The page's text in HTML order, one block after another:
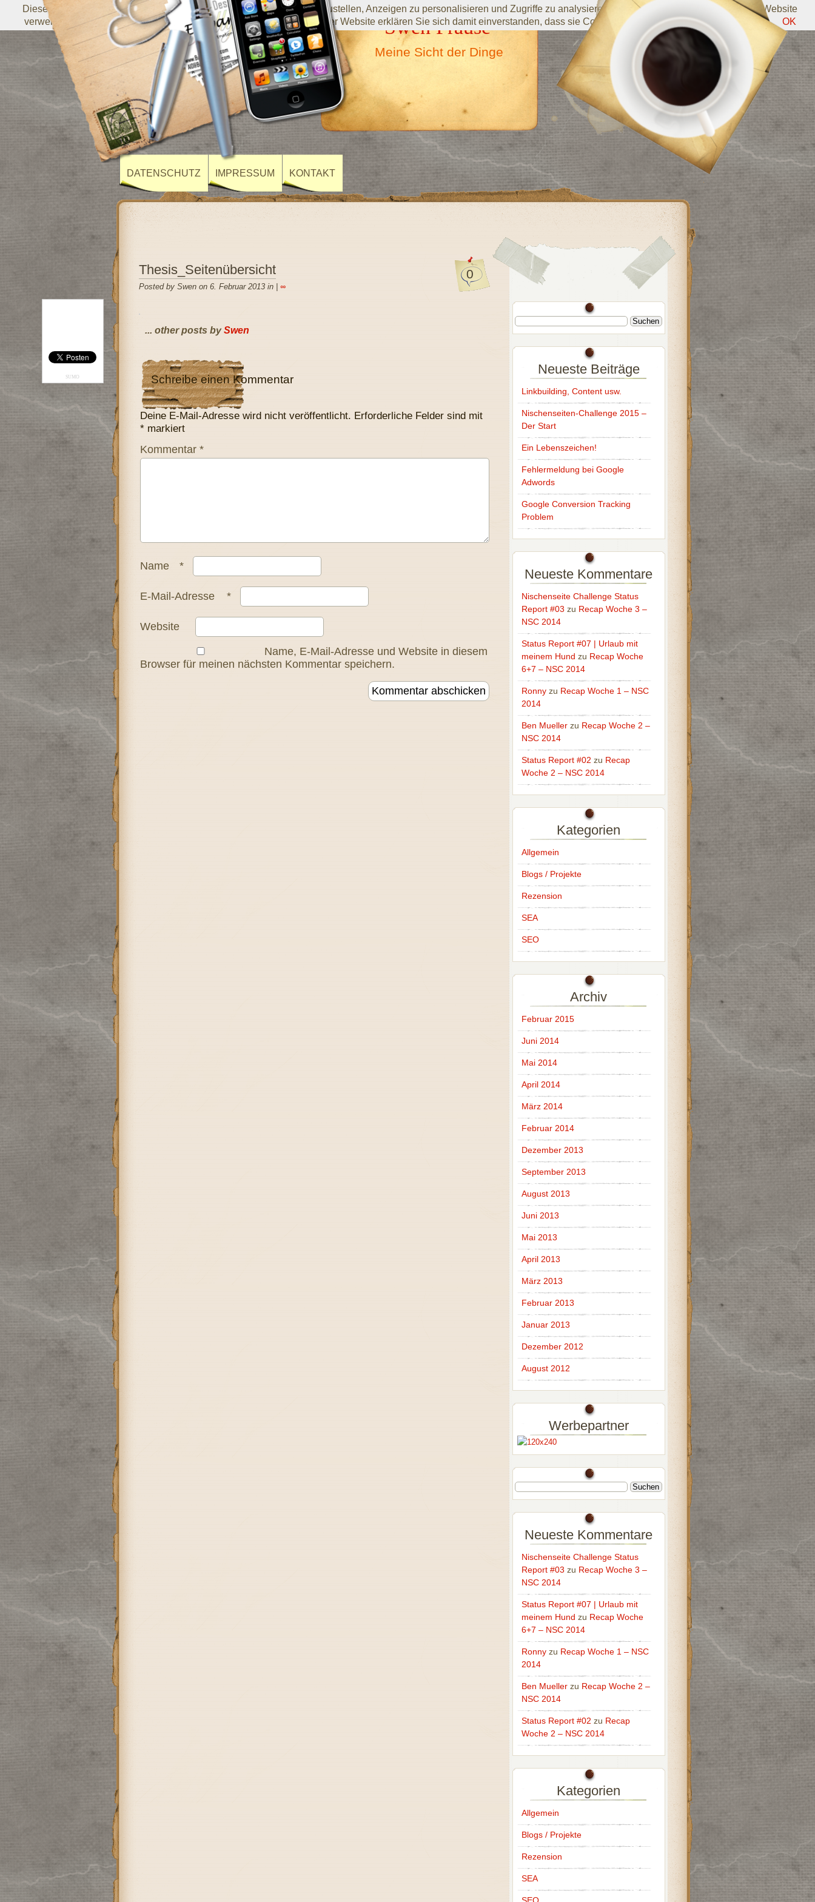
Swen Prause
Meine Sicht der Dinge
DATENSCHUTZ IMPRESSUM KONTAKT
0
Thesis_Seitenübersicht
Posted by Swen on 6. Februar 2013 in | ∞
SUMO
... other posts bySwen
Schreibe einen Kommentar
Deine E-Mail-Adresse wird nicht veröffentlicht. Erforderliche Felder sind mit
*markiert
Kommentar *
Name *
E-Mail-Adresse *
Website
Name, E-Mail-Adresse und Website in diesem
Browser für meinen nächsten Kommentar speichern.
Neueste Beiträge
Linkbuilding, Content usw.
Nischenseiten-Challenge 2015 –
Der Start
Ein Lebenszeichen!
Fehlermeldung bei Google
Adwords
Google Conversion Tracking
Problem
Neueste Kommentare
Nischenseite Challenge Status
Report #03 zu Recap Woche 3 –
NSC 2014
Status Report #07 | Urlaub mit
meinem Hund zu Recap Woche
6+7 – NSC 2014
Ronnyzu Recap Woche 1 – NSC
2014
Ben Muellerzu Recap Woche 2 –
NSC 2014
Status Report #02 zu Recap
Woche 2 – NSC 2014
Kategorien
Allgemein
Blogs / Projekte
Rezension
SEA
SEO
Archiv
Februar 2015
Juni 2014
Mai 2014
April 2014
März 2014
Februar 2014
Dezember 2013
September 2013
August 2013
Juni 2013
Mai 2013
April 2013
März 2013
Februar 2013
Januar 2013
Dezember 2012
August 2012
Werbepartner
Neueste Kommentare
Nischenseite Challenge Status
Report #03 zu Recap Woche 3 –
NSC 2014
Status Report #07 | Urlaub mit
meinem Hund zu Recap Woche
6+7 – NSC 2014
Ronnyzu Recap Woche 1 – NSC
2014
Ben Muellerzu Recap Woche 2 –
NSC 2014
Status Report #02 zu Recap
Woche 2 – NSC 2014
Kategorien
Allgemein
Blogs / Projekte
Rezension
SEA
Diese Website verwendet Cookies von Google, um ihre Dienste bereitzustellen, Anzeigen zu personalisieren und Zugriffe zu analysieren. Informationen darüber, wie Sie die Website
verwenden, werden an Google weitergegeben. Durch die Nutzung dieser Website erklären Sie sich damit einverstanden, dass sie Cookies verwendet.
Weitere Informationen OK